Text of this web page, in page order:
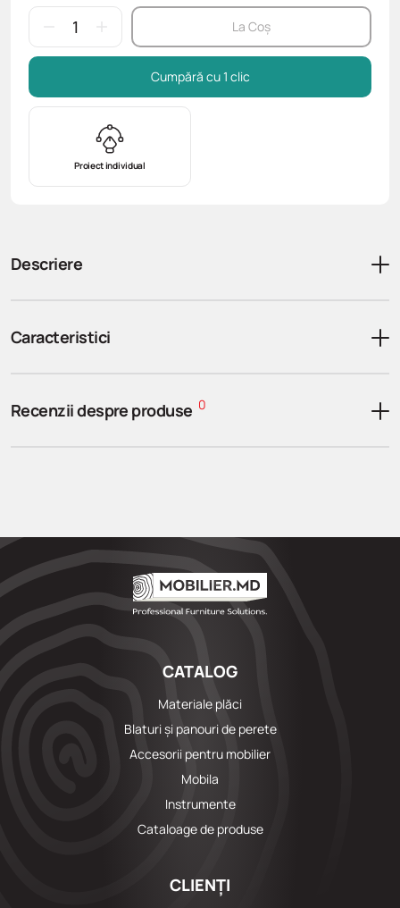
Proiect individual
La Coș
Cumpără cu 1 clic
Descriere
Caracteristici
Recenzii despre produse 0
CATALOG
Materiale plăci
Blaturi și panouri de perete
Accesorii pentru mobilier
Mobila
Instrumente
Cataloage de produse
CLIENȚI